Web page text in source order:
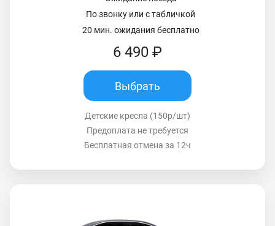
По звонку или с табличкой
20 мин. ожидания бесплатно
6 490 ₽
Выбрать
Детские кресла (150р/шт)
Предоплата не требуется
Бесплатная отмена за 12ч